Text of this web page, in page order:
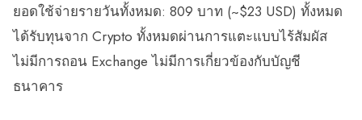
ยอดใช้จ่ายรายวันทั้งหมด: 809 บาท (~$23 USD) ทั้งหมด
ได้รับทุนจาก Crypto ทั้งหมดผ่านการแตะแบบไร้สัมผัส
ไม่มีการถอน Exchange ไม่มีการเกี่ยวข้องกับบัญชี
ธนาคาร